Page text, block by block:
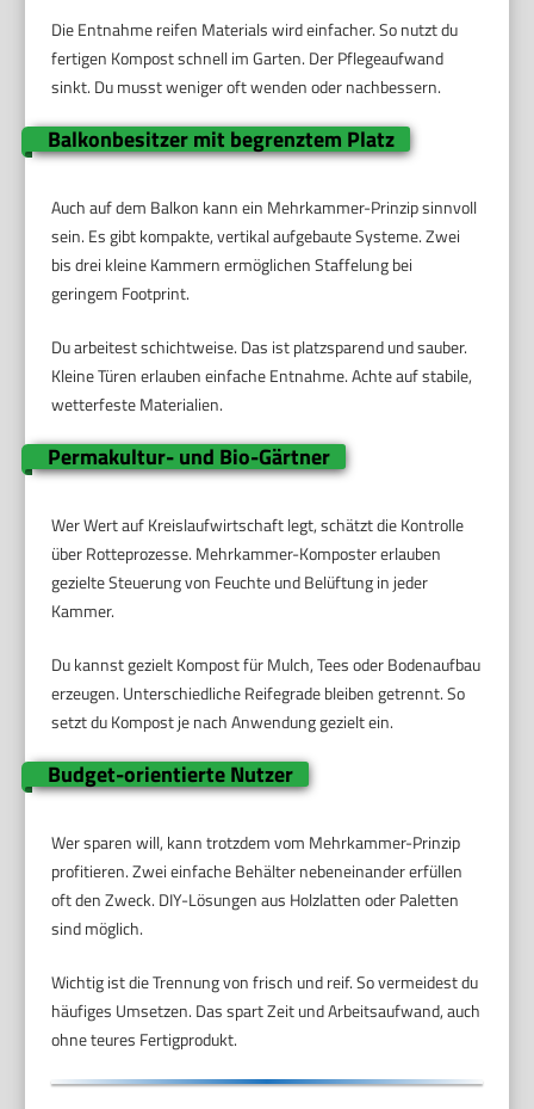
Die Entnahme reifen Materials wird einfacher. So nutzt du
fertigen Kompost schnell im Garten. Der Pflegeaufwand
sinkt. Du musst weniger oft wenden oder nachbessern.
Balkonbesitzer mit begrenztem Platz
Auch auf dem Balkon kann ein Mehrkammer-Prinzip sinnvoll
sein. Es gibt kompakte, vertikal aufgebaute Systeme. Zwei
bis drei kleine Kammern ermöglichen Staffelung bei
geringem Footprint.
Du arbeitest schichtweise. Das ist platzsparend und sauber.
Kleine Türen erlauben einfache Entnahme. Achte auf stabile,
wetterfeste Materialien.
Permakultur- und Bio-Gärtner
Wer Wert auf Kreislaufwirtschaft legt, schätzt die Kontrolle
über Rotteprozesse. Mehrkammer-Komposter erlauben
gezielte Steuerung von Feuchte und Belüftung in jeder
Kammer.
Du kannst gezielt Kompost für Mulch, Tees oder Bodenaufbau
erzeugen. Unterschiedliche Reifegrade bleiben getrennt. So
setzt du Kompost je nach Anwendung gezielt ein.
Budget-orientierte Nutzer
Wer sparen will, kann trotzdem vom Mehrkammer-Prinzip
profitieren. Zwei einfache Behälter nebeneinander erfüllen
oft den Zweck. DIY-Lösungen aus Holzlatten oder Paletten
sind möglich.
Wichtig ist die Trennung von frisch und reif. So vermeidest du
häufiges Umsetzen. Das spart Zeit und Arbeitsaufwand, auch
ohne teures Fertigprodukt.